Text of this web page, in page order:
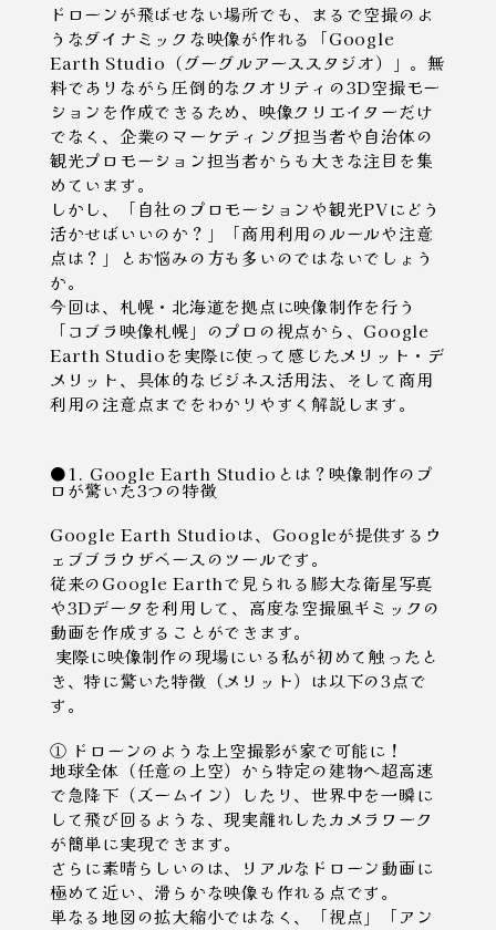
ドローンが飛ばせない場所でも、まるで空撮のよ
うなダイナミックな映像が作れる「Google
Earth Studio（グーグルアーススタジオ）」。無
料でありながら圧倒的なクオリティの3D空撮モー
ションを作成できるため、映像クリエイターだけ
でなく、企業のマーケティング担当者や自治体の
観光プロモーション担当者からも大きな注目を集
めています。
しかし、「自社のプロモーションや観光PVにどう
活かせばいいのか？」「商用利用のルールや注意
点は？」とお悩みの方も多いのではないでしょう
か。
今回は、札幌・北海道を拠点に映像制作を行う
「コブラ映像札幌」のプロの視点から、Google
Earth Studioを実際に使って感じたメリット・デ
メリット、具体的なビジネス活用法、そして商用
利用の注意点までをわかりやすく解説します。
●1. Google Earth Studioとは？映像制作のプ
ロが驚いた3つの特徴
Google Earth Studioは、Googleが提供するウ
ェブブラウザベースのツールです。
従来のGoogle Earthで見られる膨大な衛星写真
や3Dデータを利用して、高度な空撮風ギミックの
動画を作成することができます。
実際に映像制作の現場にいる私が初めて触ったと
き、特に驚いた特徴（メリット）は以下の3点で
す。
① ドローンのような上空撮影が家で可能に！
地球全体（任意の上空）から特定の建物へ超高速
で急降下（ズームイン）したり、世界中を一瞬に
して飛び回るような、現実離れしたカメラワーク
が簡単に実現できます。
さらに素晴らしいのは、リアルなドローン動画に
極めて近い、滑らかな映像も作れる点です。
単なる地図の拡大縮小ではなく、「視点」「アン